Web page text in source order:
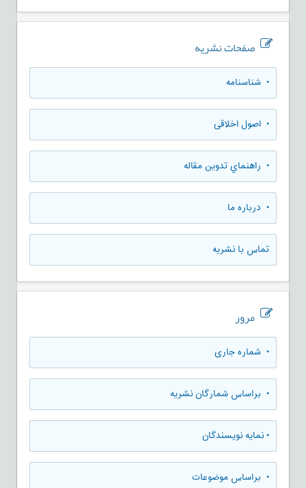
صفحات نشریه
• شناسنامه
• اصول اخلاقی
• راهنماي تدوين مقاله
• درباره ما
تماس با نشریه
مرور
• شماره جاری
• براساس شمارگان نشریه
•نمایه نویسندگان
• براساس موضوعات